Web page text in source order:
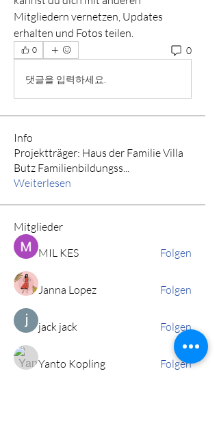
Mitgliedern vernetzen, Updates
erhalten und Fotos teilen.
0 0
댓글을 입력하세요.
Info
Projektträger: Haus der Familie Villa
Butz Familienbildungss...
Weiterlesen
Mitglieder
MIL KES
Folgen
Janna Lopez Folgen
jack jack Folgen
Yanto Kopling Folgen